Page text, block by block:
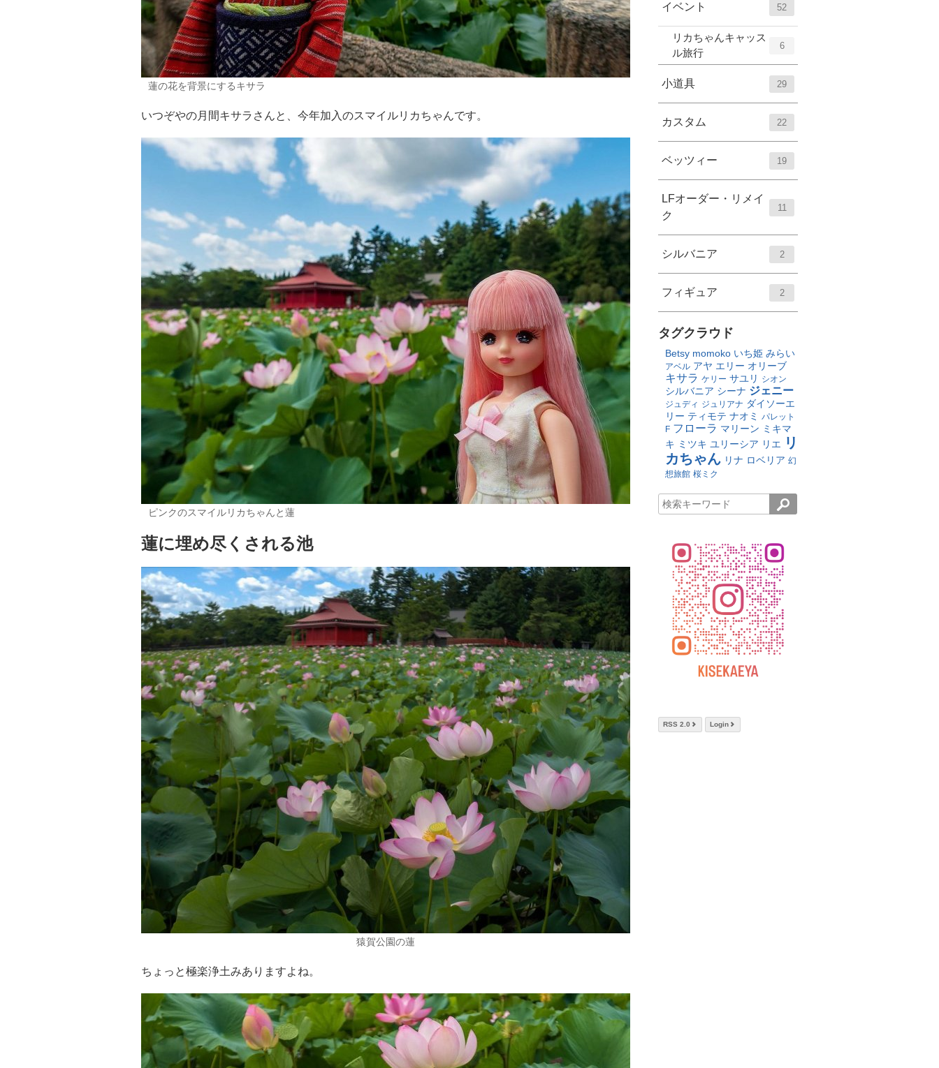
蓮の花を背景にするキサラ
いつぞやの月間キサラさんと、今年加入のスマイルリカちゃんです。
ピンクのスマイルリカちゃんと蓮
蓮に埋め尽くされる池
猿賀公園の蓮
ちょっと極楽浄土みありますよね。
イベント 52
リカちゃんキャッス
ル旅行
6
小道具 29
カスタム 22
ベッツィー 19
LFオーダー・リメイ
ク
11
シルバニア 2
フィギュア 2
タグクラウド
Betsy momoko いち姫 みらい
アベル アヤ エリー オリーブ
キサラ ケリー サユリ シオン
シルバニア シーナ ジェニー
ジュディ ジュリアナ ダイソーエ
リー ティモテ ナオミ パレット
F フローラ マリーン ミキマ
キ ミツキ ユリーシア リエ リ
カちゃん リナ ロベリア 幻
想旅館 桜ミク
RSS 2.0 Login